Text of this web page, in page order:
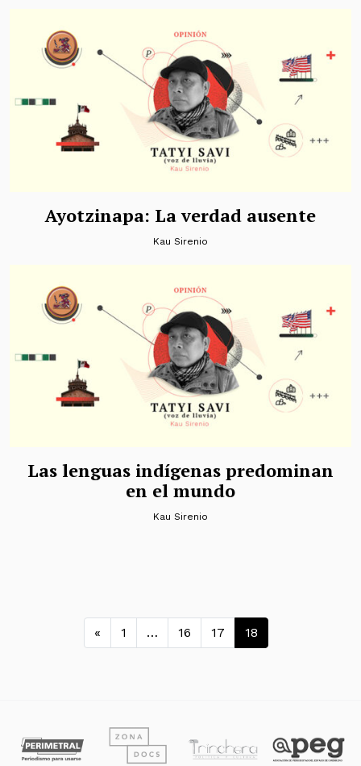
Ayotzinapa: La verdad ausente
Kau Sirenio
Las lenguas indígenas predominan
en el mundo
Kau Sirenio
Navegación de entradas
« 1 … 16 17 18